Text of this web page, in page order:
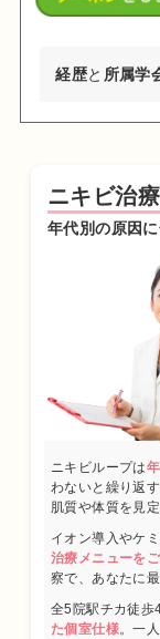
経歴と 所属学
2009年03月
2010年04月
2011年04月
2012年04月
2012年09月
2013年09月
2015年01月
2024年01月
日本抗加齢医
ニキビ治
年代別の原因
ニキビループは
わないと繰り返
肌質や体質を見
イオン導入やケ
治療メニューを
察で、あなたに
全5院駅チカ徒歩
た個室仕様。一